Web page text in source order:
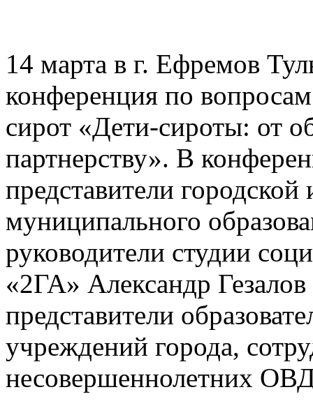
14 марта в г. Ефремов
конференция по
сирот «Дети-сироты: от
партнерству». В
представители
муниципального
руководители студии
«2ГА» Александр
представители
учреждений города,
несовершеннолетних